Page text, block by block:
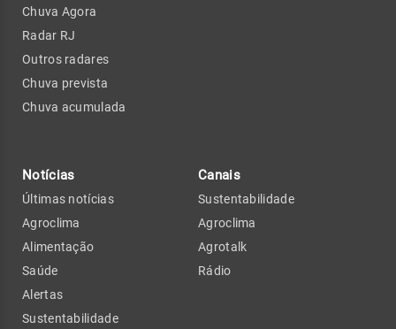
Chuva Agora
Radar RJ
Outros radares
Chuva prevista
Chuva acumulada
Notícias
Últimas notícias
Agroclima
Alimentação
Saúde
Alertas
Sustentabilidade
Canais
Sustentabilidade
Agroclima
Agrotalk
Rádio